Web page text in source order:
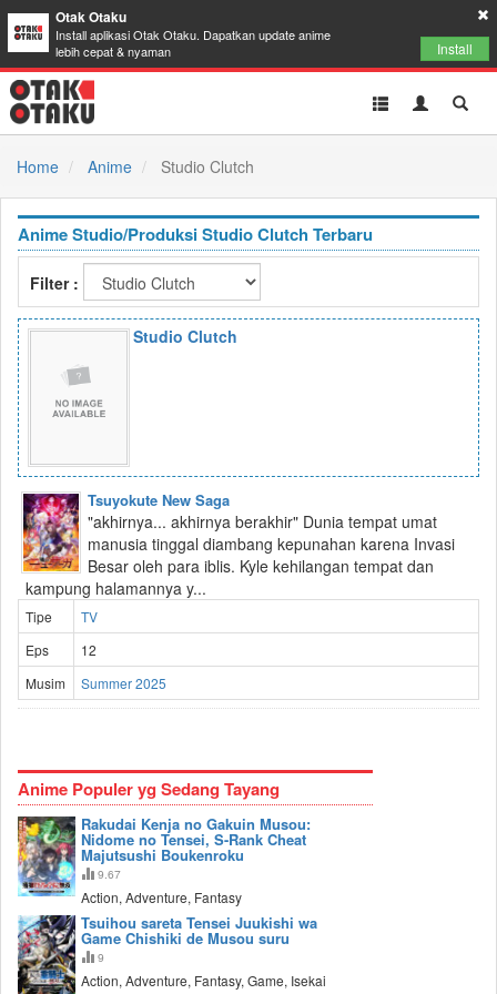
Otak Otaku
Install aplikasi Otak Otaku. Dapatkan update anime
lebih cepat & nyaman
Install
Toggle
Toggle
Home
Anime Studio Clutch
Anime Studio/Produksi Studio Clutch Terbaru
Filter :
Studio Clutch
Tsuyokute New Saga
"akhirnya... akhirnya berakhir" Dunia tempat umat
manusia tinggal diambang kepunahan karena Invasi
Besar oleh para iblis. Kyle kehilangan tempat dan
kampung halamannya y...
Tipe
TV
Eps
12
Musim
Summer 2025
Anime Populer yg Sedang Tayang
Rakudai Kenja no Gakuin Musou:
Nidome no Tensei, S-Rank Cheat
Majutsushi Boukenroku
9.67
Action, Adventure, Fantasy
Tsuihou sareta Tensei Juukishi wa
Game Chishiki de Musou suru
9
Action, Adventure, Fantasy, Game, Isekai